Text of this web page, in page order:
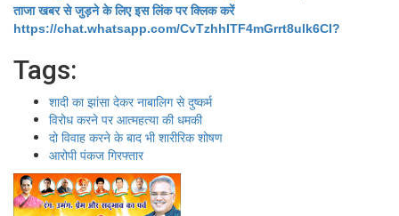
ताजा खबर से जुड़ने के लिए इस लिंक पर क्लिक करें
https://chat.whatsapp.com/CvTzhhITF4mGrrt8ulk6CI?
Tags:
शादी का झांसा देकर नाबालिग से दुष्कर्म
विरोध करने पर आत्महत्या की धमकी
दो विवाह करने के बाद भी शारीरिक शोषण
आरोपी पंकज गिरफ्तार